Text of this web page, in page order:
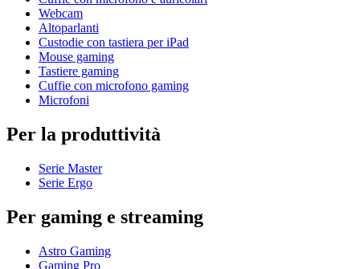
Webcam
Altoparlanti
Custodie con tastiera per iPad
Mouse gaming
Tastiere gaming
Cuffie con microfono gaming
Microfoni
Per la produttività
Serie Master
Serie Ergo
Per gaming e streaming
Astro Gaming
Gaming Pro